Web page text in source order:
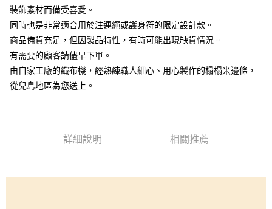
1.分期款項不併入電信帳單，「大哥付你分期」於每月結算日後寄送繳費提
醒簡訊。
2.透過簡訊連結打開帳單後，可選擇「超商條碼／台灣大直營門市／銀行轉
帳／街口支付／iPASS MONEY」等通路繳費。
【注意事項】
1.本服務係由「台灣大哥大股份有限公司」（以下簡稱本公司）所提供，讓
用戶於交易時，得透過本服務購買商品或服務，並由商店將買賣／分期付款
買賣價金債權讓與本公司後，依約使用本公司帳單繳交帳款。
3.完整用戶服務條款，請詳閱以下連結：
https://oppay.tw/userRule
【「AFTEE先享後付」結帳流程】
１．於結帳方式選擇「AFTEE先享後付」後，將跳轉至「AFTEE先享後付」
結帳頁面，進行簡訊認證並確認金額後，即可完成結帳。
２．訂單成立數日內，您將收到繳費通知簡訊。
３．收到繳費通知簡訊後14天內，點擊此簡訊中的連結，可透過四大超商／
ATM／網路銀行／等多元方式進行付款，方視為交易完成。
※ 請注意：結帳手續完成當下不需立刻繳費，但若您需要取消訂單，請聯絡
購買商品的店家。未經商家同意取消之訂單仍視為有效，需透過AFTEE先享
每筆NT$65，滿NT$1,500(含以上)免運費
7-11取貨付款
每筆NT$65，滿NT$1,500(含以上)免運費
宅配
每筆NT$150，滿NT$1,500(含以上)免運費
裝飾素材而備受喜愛。
同時也是非常適合用於注連繩或護身符的限定設計款。
商品備貨充足，但因製品特性，有時可能出現缺貨情況。
有需要的顧客請儘早下單。
由自家工廠的織布機，經熟練職人細心、用心製作的榻榻米邊條，
從兒島地區為您送上。
詳細說明 相關推薦